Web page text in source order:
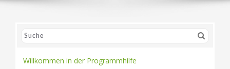
Willkommen in der Programmhilfe